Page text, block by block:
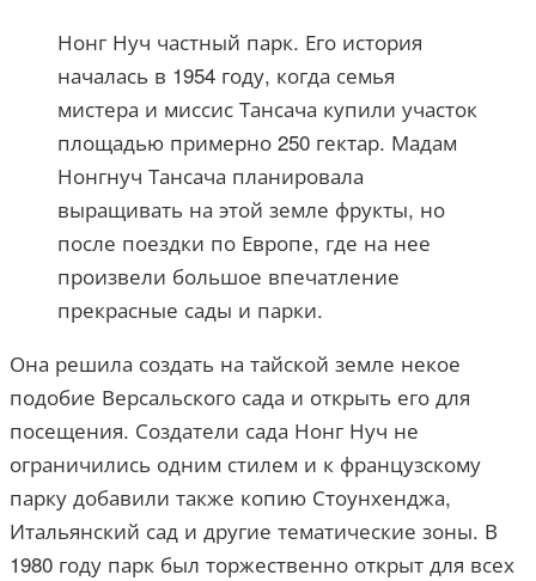
Нонг Нуч частный парк. Его история
началась в 1954 году, когда семья
мистера и миссис Тансача купили участок
площадью примерно 250 гектар. Мадам
Нонгнуч Тансача планировала
выращивать на этой земле фрукты, но
после поездки по Европе, где на нее
произвели большое впечатление
прекрасные сады и парки.
Она решила создать на тайской земле некое
подобие Версальского сада и открыть его для
посещения. Создатели сада Нонг Нуч не
ограничились одним стилем и к французскому
парку добавили также копию Стоунхенджа,
Итальянский сад и другие тематические зоны. В
1980 году парк был торжественно открыт для всех